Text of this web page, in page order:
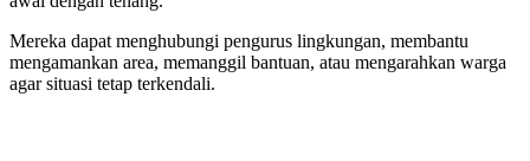
Mereka dapat menghubungi pengurus lingkungan, membantu
mengamankan area, memanggil bantuan, atau mengarahkan warga
agar situasi tetap terkendali.